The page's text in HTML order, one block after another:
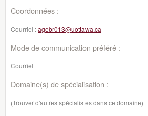
Coordonnées :
Courriel :agebr013@uottawa.ca
Mode de communication préféré :
Courriel
Domaine(s) de spécialisation :
(Trouver d'autres spécialistes dans ce domaine)